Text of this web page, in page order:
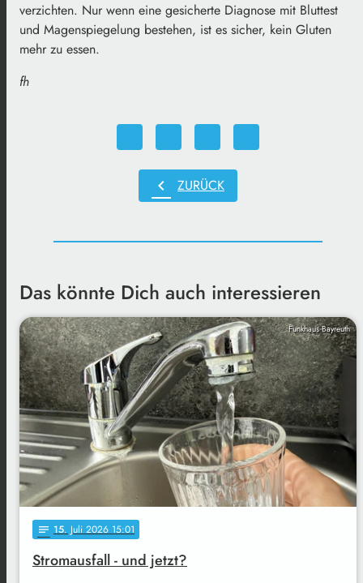
verzichten. Nur wenn eine gesicherte Diagnose mit Bluttest
und Magenspiegelung bestehen, ist es sicher, kein Gluten
mehr zu essen.
fh
chevron_left ZURÜCK
Das könnte Dich auch interessieren
Funkhaus Bayreuth
notes 15. Juli 2026 15:01
Stromausfall - und jetzt?